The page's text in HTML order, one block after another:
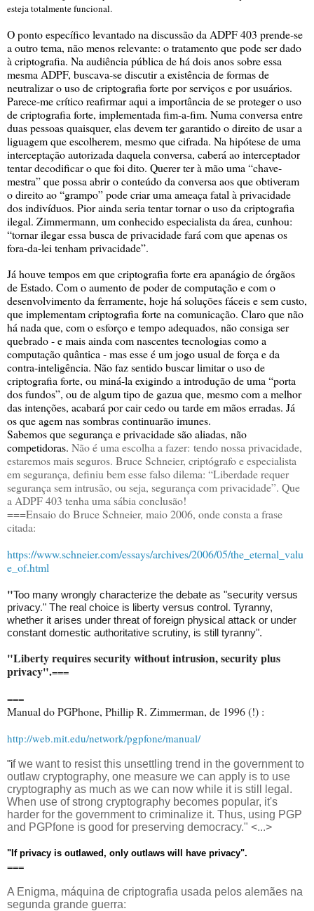
esteja totalmente funcional.
O ponto específico levantado na discussão da ADPF 403 prende-se
a outro tema, não menos relevante: o tratamento que pode ser dado
à criptografia. Na audiência pública de há dois anos sobre essa
mesma ADPF, buscava-se discutir a existência de formas de
neutralizar o uso de criptografia forte por serviços e por usuários.
Parece-me crítico reafirmar aqui a importância de se proteger o uso
de criptografia forte, implementada fim-a-fim. Numa conversa entre
duas pessoas quaisquer, elas devem ter garantido o direito de usar a
liguagem que escolherem, mesmo que cifrada. Na hipótese de uma
interceptação autorizada daquela conversa, caberá ao interceptador
tentar decodificar o que foi dito. Querer ter à mão uma “chave-
mestra” que possa abrir o conteúdo da conversa aos que obtiveram
o direito ao “grampo” pode criar uma ameaça fatal à privacidade
dos indivíduos. Pior ainda seria tentar tornar o uso da criptografia
ilegal. Zimmermann, um conhecido especialista da área, cunhou:
“tornar ilegar essa busca de privacidade fará com que apenas os
fora-da-lei tenham privacidade”.
Já houve tempos em que criptografia forte era apanágio de órgãos
de Estado. Com o aumento de poder de computação e com o
desenvolvimento da ferramente, hoje há soluções fáceis e sem custo,
que implementam criptografia forte na comunicação. Claro que não
há nada que, com o esforço e tempo adequados, não consiga ser
quebrado - e mais ainda com nascentes tecnologias como a
computação quântica - mas esse é um jogo usual de força e da
contra-inteligência. Não faz sentido buscar limitar o uso de
criptografia forte, ou miná-la exigindo a introdução de uma “porta
dos fundos”, ou de algum tipo de gazua que, mesmo com a melhor
das intenções, acabará por cair cedo ou tarde em mãos erradas. Já
os que agem nas sombras continuarão imunes.
Sabemos que segurança e privacidade são aliadas, não
competidoras. Não é uma escolha a fazer: tendo nossa privacidade,
estaremos mais seguros. Bruce Schneier, criptógrafo e especialista
em segurança, definiu bem esse falso dilema: “Liberdade requer
segurança sem intrusão, ou seja, segurança com privacidade”. Que
a ADPF 403 tenha uma sábia conclusão!
===Ensaio do Bruce Schneier, maio 2006, onde consta a frase
citada:
https://www.schneier.com/essays/archives/2006/05/the_eternal_valu
e_of.html
"Too many wrongly characterize the debate as "security versus
privacy." The real choice is liberty versus control. Tyranny,
whether it arises under threat of foreign physical attack or under
constant domestic authoritative scrutiny, is still tyranny".
"Liberty requires security without intrusion, security plus
privacy".===
===
Manual do PGPhone, Phillip R. Zimmerman, de 1996 (!) :
http://web.mit.edu/network/pgpfone/manual/
"if we want to resist this unsettling trend in the government to
outlaw cryptography, one measure we can apply is to use
cryptography as much as we can now while it is still legal.
When use of strong cryptography becomes popular, it's
harder for the government to criminalize it. Thus, using PGP
and PGPfone is good for preserving democracy." <...>
"If privacy is outlawed, only outlaws will have privacy".
===
A Enigma, máquina de criptografia usada pelos alemães na
segunda grande guerra: